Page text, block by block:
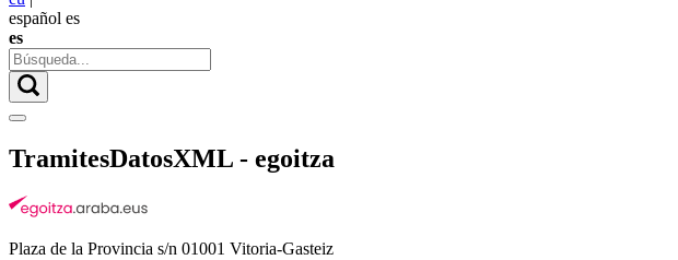
español es
es
TramitesDatosXML - egoitza
Plaza de la Provincia s/n 01001 Vitoria-Gasteiz